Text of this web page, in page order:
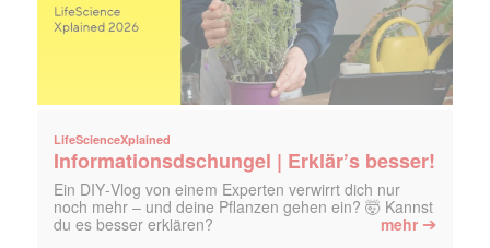
LifeScienceXplained
Informationsdschungel | Erklär’s besser!
Ein DIY‑Vlog von einem Experten verwirrt dich nur
noch mehr – und deine Pflanzen gehen ein? 🤯 Kannst
du es besser erklären?
mehr ➔